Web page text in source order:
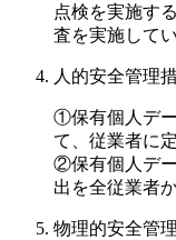
点検を実施す
査を実施してい
人的安全管理
①保有個人デ
て、従業者に
②保有個人デ
出を全従業者
物理的安全管